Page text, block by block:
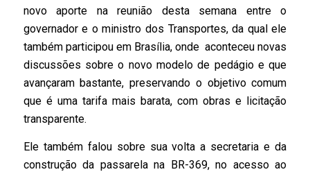
novo aporte na reunião desta semana entre o
governador e o ministro dos Transportes, da qual ele
também participou em Brasília, onde aconteceu novas
discussões sobre o novo modelo de pedágio e que
avançaram bastante, preservando o objetivo comum
que é uma tarifa mais barata, com obras e licitação
transparente.
Ele também falou sobre sua volta a secretaria e da
construção da passarela na BR-369, no acesso ao